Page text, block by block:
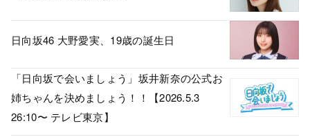
日向坂46 大野愛実、19歳の誕生日
「日向坂で会いましょう」坂井新奈の公式お
姉ちゃんを決めましょう！！【2026.5.3
26:10〜 テレビ東京】